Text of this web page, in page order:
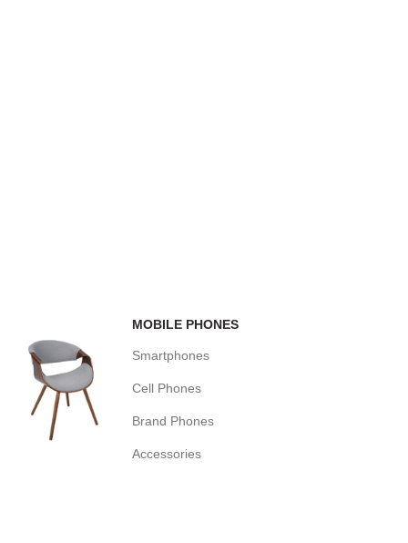
MOBILE PHONES
Smartphones
Cell Phones
Brand Phones
Accessories